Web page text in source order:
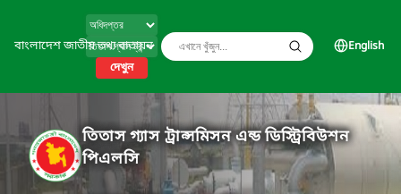
বাংলাদেশ জাতীয় তথ্য বাতায়ন
দেখুন
English
তিতাস গ্যাস ট্রান্সমিসন এন্ড ডিস্ট্রিবিউশন
পিএলসি